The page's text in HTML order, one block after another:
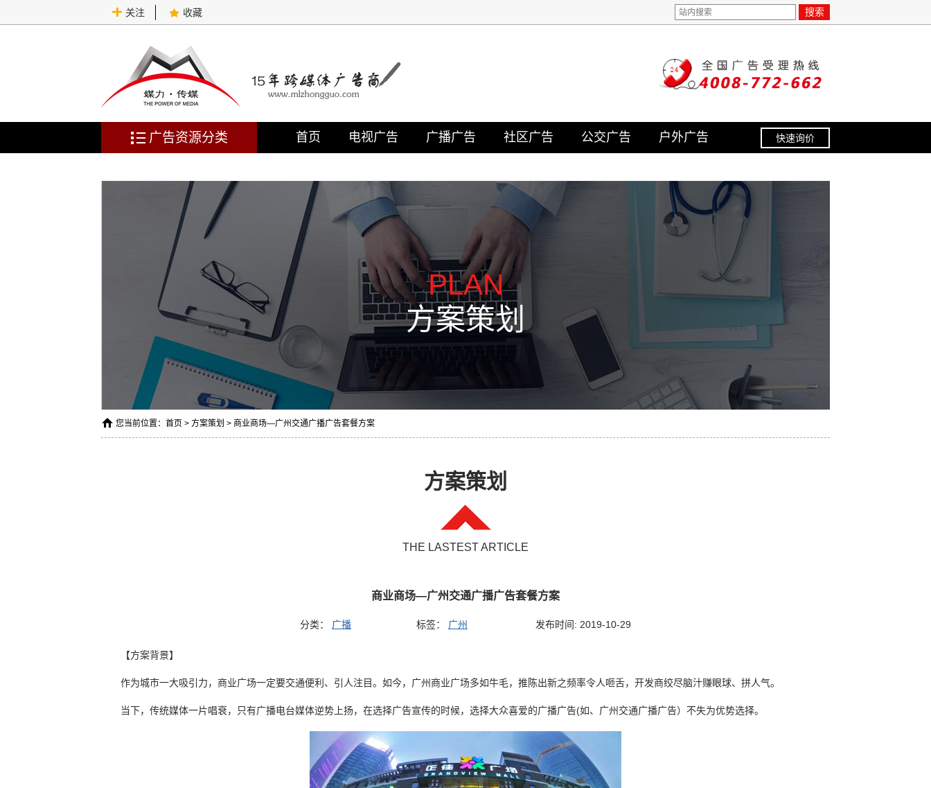
关注 收藏 搜索
广告资源分类 首页 电视广告 广播广告 社区广告 公交广告 户外广告 快速询价
PLAN
方案策划
您当前位置： 首页 > 方案策划 > 商业商场—广州交通广播广告套餐方案
方案策划
THE LASTEST ARTICLE
商业商场—广州交通广播广告套餐方案
分类： 广播 标签： 广州 发布时间: 2019-10-29
【方案背景】
作为城市一大吸引力，商业广场一定要交通便利、引人注目。如今，广州商业广场多如牛毛，推陈出新之频率令人咂舌，开发商绞尽脑汁赚眼球、拼人气。
当下，传统媒体一片唱衰，只有广播电台媒体逆势上扬，在选择广告宣传的时候，选择大众喜爱的广播广告(如、广州交通广播广告）不失为优势选择。